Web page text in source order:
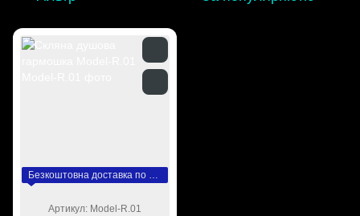
Безкоштовна доставка по Україні
Артикул: Model-R.01